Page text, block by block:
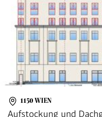
1150 WIEN
Aufstockung und